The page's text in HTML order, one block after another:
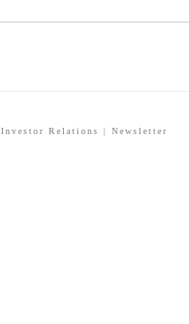
Investor Relations | Newsletter